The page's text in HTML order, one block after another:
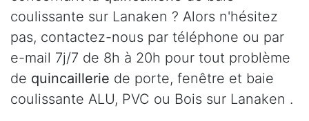
coulissante sur Lanaken ? Alors n'hésitez
pas, contactez-nous par téléphone ou par
e-mail 7j/7 de 8h à 20h pour tout problème
de quincaillerie de porte, fenêtre et baie
coulissante ALU, PVC ou Bois sur Lanaken .